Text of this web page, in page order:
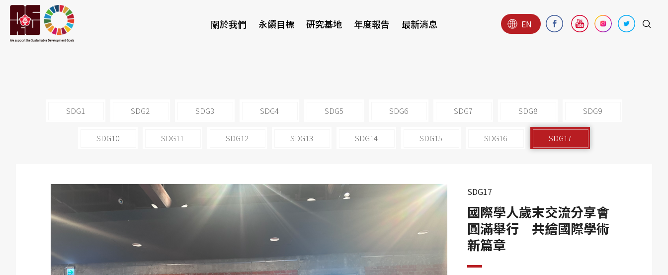
關於我們 永續目標 研究基地 年度報告 最新消息 EN
SDG1 SDG2 SDG3 SDG4 SDG5 SDG6 SDG7 SDG8 SDG9
SDG10 SDG11 SDG12 SDG13 SDG14 SDG15 SDG16 SDG17
SDG17
國際學人歲末交流分享會
圓滿舉行 共繪國際學術
新篇章